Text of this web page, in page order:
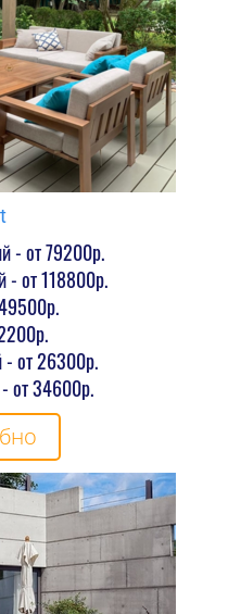
- от 79200р.
- от 118800р.
от 26300р.
от 34600р.